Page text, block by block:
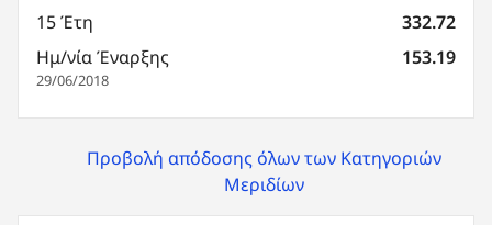
15 Έτη
332.72
Ημ/νία Έναρξης
29/06/2018
153.19
Προβολή απόδοσης όλων των Κατηγοριών
Μεριδίων